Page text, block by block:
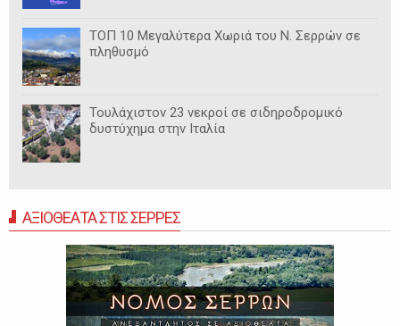
ΤΟΠ 10 Μεγαλύτερα Χωριά του Ν. Σερρών σε
πληθυσμό
Τουλάχιστον 23 νεκροί σε σιδηροδρομικό
δυστύχημα στην Ιταλία
ΑΞΙΟΘΕΑΤΑ ΣΤΙΣ ΣΕΡΡΕΣ